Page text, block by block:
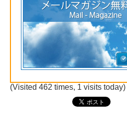
(Visited 462 times, 1 visits today)